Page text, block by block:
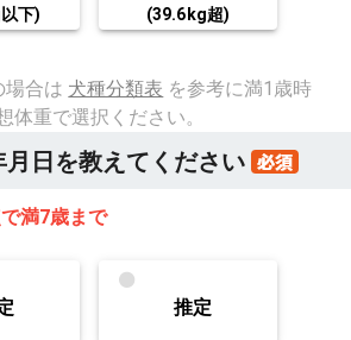
場合は 犬種分類表 を参考に満1歳時
体重で選択ください。
日を教えてください
満7歳まで
推定